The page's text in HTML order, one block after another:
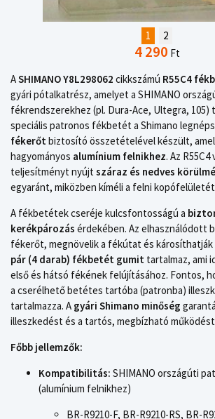
1 2
4 290 Ft
ASHIMANO Y8L298062 cikkszámú R55C4
gyári pótalkatrész, amelyet a SHIMANO
fékrendszerekhez (pl. Dura-Ace, Ultegra, 105)
speciális patronos fékbetét a Shimano
fékerőtbiztosító összetételével készült,
hagyományos alumínium felnikhez. Az
teljesítményt nyújtszáraz és nedves
egyaránt, miközben kíméli a felni
A fékbetétek cseréje kulcsfontosságú a
kerékpározás érdekében. Az elhasználódott
fékerőt, megnövelik a fékútat és
pár (4 darab) fékbetét gumit tartalmaz, ami
első és hátsó fékének felújításához. Fontos,
a cserélhető betétes tartóba (patronba)
tartalmazza. A gyári Shimano minőség
illeszkedést és a tartós, megbízható
Főbb jellemzők:
Kompatibilitás: SHIMANO országúti
(alumínium felnikhez)
BR-R9210-F, BR-R9210-RS, BR-